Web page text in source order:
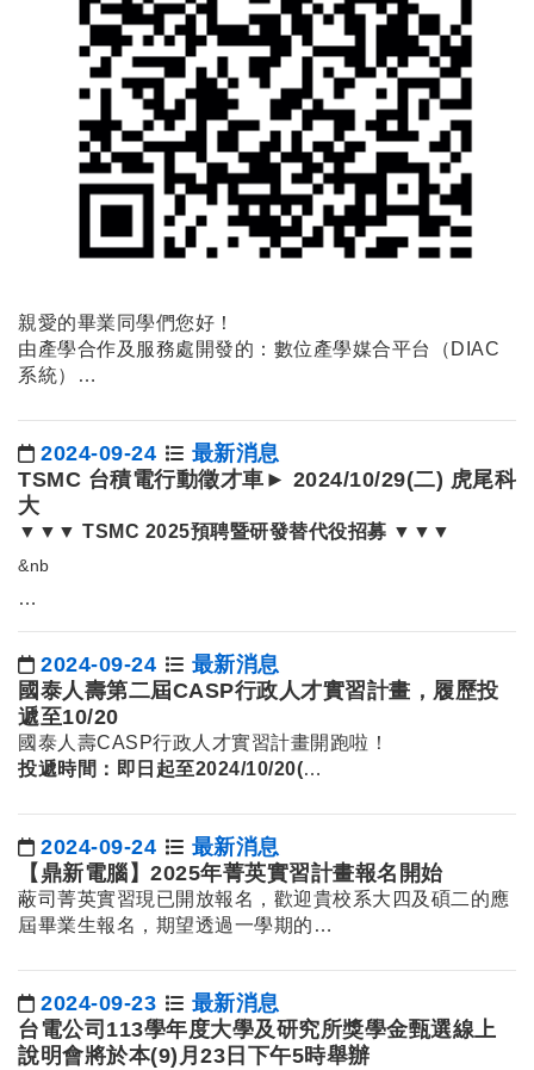
親愛的畢業同學們您好！
由產學合作及服務處開發的：數位產學媒合平台（DIAC
系統）…
日期：
2024-09-24
最新消息
TSMC 台積電行動徵才車► 2024/10/29(二) 虎尾科
大
▼▼▼ TSMC 2025預聘暨研發替代役招募 ▼▼▼
&nb
…
日期：
2024-09-24
最新消息
國泰人壽第二屆CASP行政人才實習計畫，履歷投
遞至10/20
國泰人壽CASP行政人才實習計畫開跑啦！
投遞時間：即日起至2024/10/20(…
日期：
2024-09-24
最新消息
【鼎新電腦】2025年菁英實習計畫報名開始
蔽司菁英實習現已開放報名，歡迎貴校系大四及碩二的應
屆畢業生報名，期望透過一學期的…
日期：
2024-09-23
最新消息
台電公司113學年度大學及研究所獎學金甄選線上
說明會將於本(9)月23日下午5時舉辦